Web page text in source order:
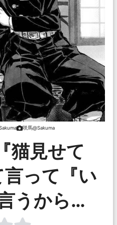
咲馬@Sakuma
猫見せて
って『い
うから…